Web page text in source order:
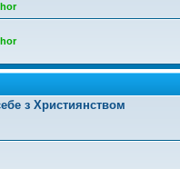
з Християнством